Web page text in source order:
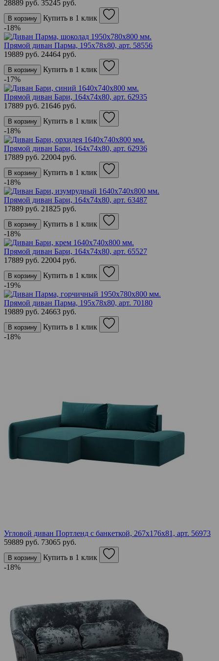
28889 руб. 35245 руб.
В корзину
Купить в 1 клик
-18%
Прямой диван Парма, 195х78х80, арт. 58556
19889 руб. 24464 руб.
В корзину
Купить в 1 клик
-17%
Прямой диван Бари, 164х74х80, арт. 62935
17889 руб. 21646 руб.
В корзину
Купить в 1 клик
-18%
Прямой диван Бари, 164х74х80, арт. 62936
17889 руб. 22004 руб.
В корзину
Купить в 1 клик
-18%
Прямой диван Бари, 164х74х80, арт. 63487
17889 руб. 21825 руб.
В корзину
Купить в 1 клик
-18%
Прямой диван Бари, 164х74х80, арт. 65527
17889 руб. 22004 руб.
В корзину
Купить в 1 клик
-19%
Прямой диван Парма, 195х78х80, арт. 70180
19889 руб. 24663 руб.
В корзину
Купить в 1 клик
-18%
Угловой диван Портленд с банкеткой, 267х176х81, арт. 56973
59889 руб. 73065 руб.
В корзину
Купить в 1 клик
-18%